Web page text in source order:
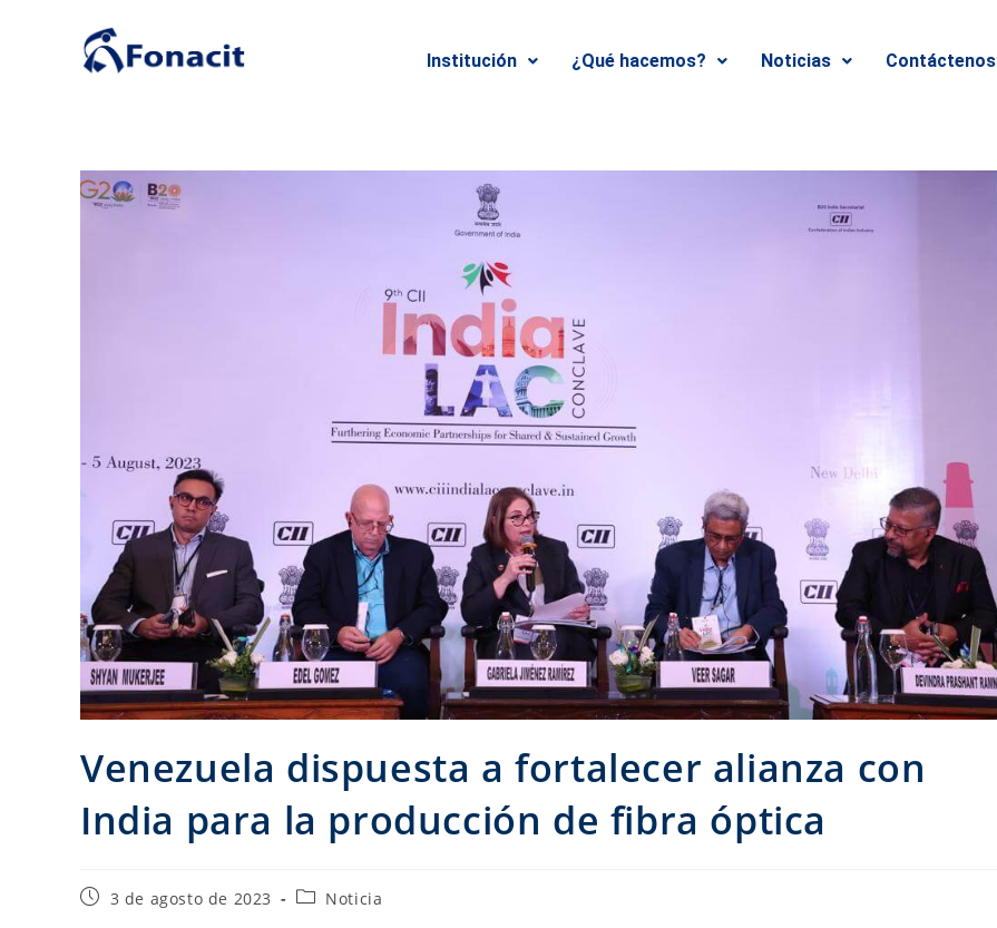
Institución ¿Qué hacemos? Noticias Contáctenos
Venezuela dispuesta a fortalecer alianza con
India para la producción de fibra óptica
3 de agosto de 2023 Noticia